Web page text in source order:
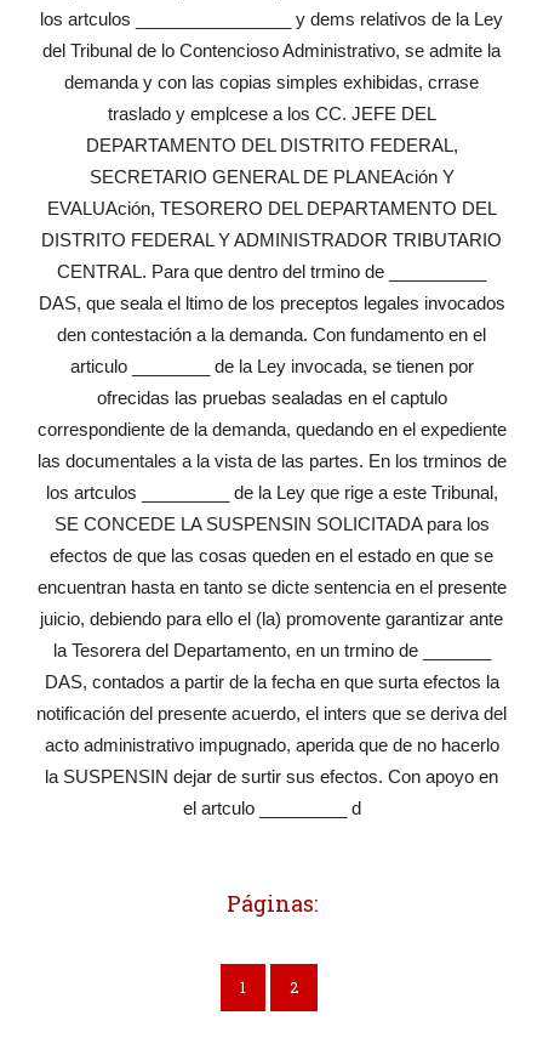
los artculos ________________ y dems relativos de la Ley
del Tribunal de lo Contencioso Administrativo, se admite la
demanda y con las copias simples exhibidas, crrase
traslado y emplcese a los CC. JEFE DEL
DEPARTAMENTO DEL DISTRITO FEDERAL,
SECRETARIO GENERAL DE PLANEAción Y
EVALUAción, TESORERO DEL DEPARTAMENTO DEL
DISTRITO FEDERAL Y ADMINISTRADOR TRIBUTARIO
CENTRAL. Para que dentro del trmino de __________
DAS, que seala el ltimo de los preceptos legales invocados
den contestación a la demanda. Con fundamento en el
articulo ________ de la Ley invocada, se tienen por
ofrecidas las pruebas sealadas en el captulo
correspondiente de la demanda, quedando en el expediente
las documentales a la vista de las partes. En los trminos de
los artculos _________ de la Ley que rige a este Tribunal,
SE CONCEDE LA SUSPENSIN SOLICITADA para los
efectos de que las cosas queden en el estado en que se
encuentran hasta en tanto se dicte sentencia en el presente
juicio, debiendo para ello el (la) promovente garantizar ante
la Tesorera del Departamento, en un trmino de _______
DAS, contados a partir de la fecha en que surta efectos la
notificación del presente acuerdo, el inters que se deriva del
acto administrativo impugnado, aperida que de no hacerlo
la SUSPENSIN dejar de surtir sus efectos. Con apoyo en
el artculo _________ d
Páginas:
1 2